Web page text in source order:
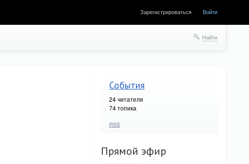
Зарегистрироваться Войти
Найти
События
24читателя
74 топика
RSS
Прямой эфир